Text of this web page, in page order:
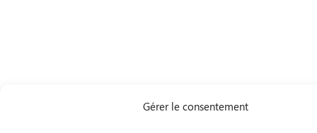
Gérer le consentement